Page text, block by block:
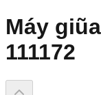
Máy
111172